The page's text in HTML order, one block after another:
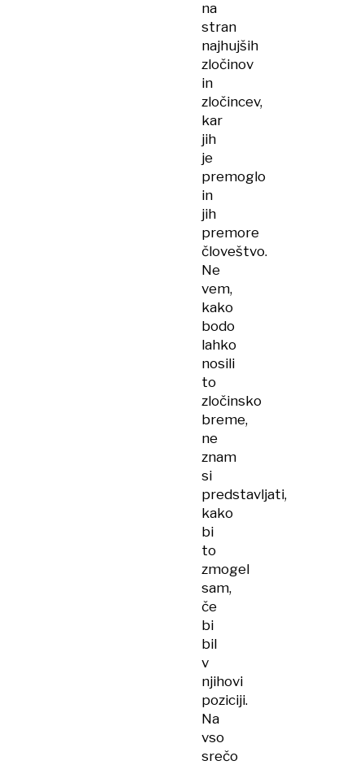
na
stran
najhujših
zločinov
in
zločincev,
kar
jih
je
premoglo
in
jih
premore
človeštvo.
Ne
vem,
kako
bodo
lahko
nosili
to
zločinsko
breme,
ne
znam
si
predstavljati,
kako
bi
to
zmogel
sam,
če
bi
bil
v
njihovi
poziciji.
Na
vso
srečo